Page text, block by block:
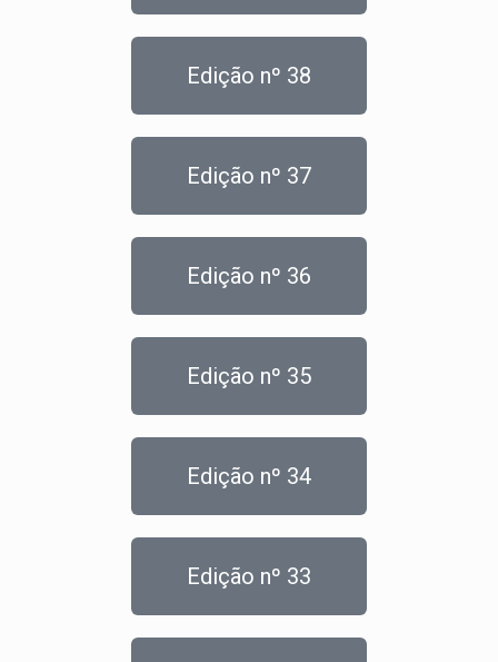
Edição nº 38
Edição nº 37
Edição nº 36
Edição nº 35
Edição nº 34
Edição nº 33